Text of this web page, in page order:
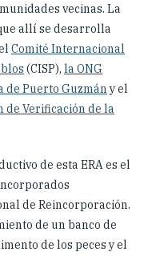
vecinas. La
allí se desarrolla
Comité Internacional
(CISP), la ONG
de Puerto Guzmány el
de Verificación de la
de esta ERA es el
de Reincorporación.
de un banco de
de los peces y el